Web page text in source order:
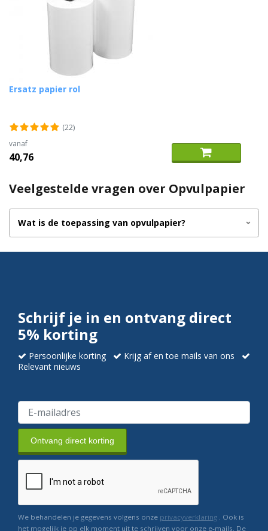
Ersatz papier rol
(22)
vanaf
40,76
Veelgestelde vragen over Opvulpapier
Wat is de toepassing van opvulpapier?
Schrijf je in en ontvang direct
5% korting
Persoonlijke korting
Krijg af en toe mails van ons
Relevant nieuws
Ontvang direct korting
We behandelen je gegevens volgens onze privacyverklaring . Ook is
het mogelijk je op elk moment uit te schrijven voor onze e-mails. De